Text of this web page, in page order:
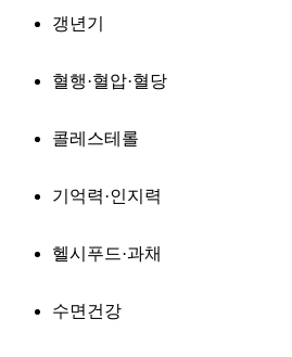
갱년기
혈행·혈압·혈당
콜레스테롤
기억력·인지력
헬시푸드·과채
수면건강